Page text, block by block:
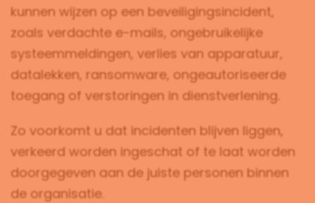
kunnen wijzen op een beveiligingsincident,
zoals verdachte e-mails, ongebruikelijke
systeemmeldingen, verlies van apparatuur,
datalekken, ransomware, ongeautoriseerde
toegang of verstoringen in dienstverlening.
Zo voorkomt u dat incidenten blijven liggen,
verkeerd worden ingeschat of te laat worden
doorgegeven aan de juiste personen binnen
de organisatie.